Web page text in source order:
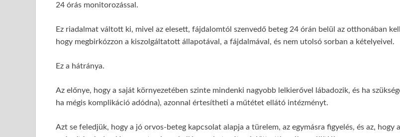
24 órás monitorozással.
Ez riadalmat váltott ki, mivel az elesett, fájdalomtól szenvedő beteg 24 órán belül az otthonában
hogy megbirkózzon a kiszolgáltatott állapotával, a fájdalmával, és nem utolsó sorban a kételyeivel.
Ez a hátránya.
Az előnye, hogy a saját környezetében szinte mindenki nagyobb lelkierővel lábadozik, és ha
ha mégis komplikáció adódna), azonnal értesítheti a műtétet ellátó intézményt.
Azt se feledjük, hogy a jó orvos-beteg kapcsolat alapja a türelem, az egymásra figyelés, és az, hogy a